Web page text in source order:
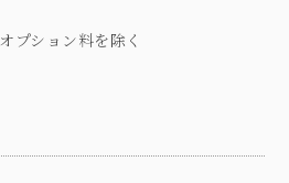
オプション料を除く